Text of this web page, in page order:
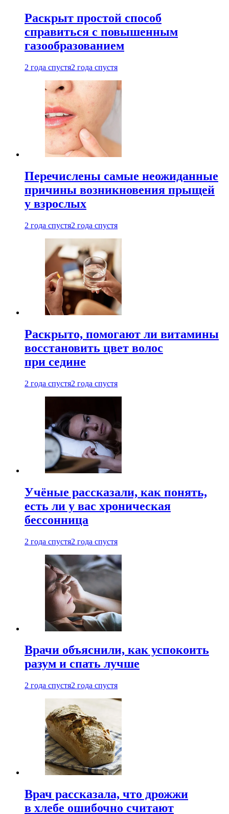
Раскрыт простой способ
справиться с повышенным
газообразованием
2 года спустя2 года спустя
Перечислены самые неожиданные
причины возникновения прыщей
у взрослых
2 года спустя2 года спустя
Раскрыто, помогают ли витамины
восстановить цвет волос
при седине
2 года спустя2 года спустя
Учёные рассказали, как понять,
есть ли у вас хроническая
бессонница
2 года спустя2 года спустя
Врачи объяснили, как успокоить
разум и спать лучше
2 года спустя2 года спустя
Врач рассказала, что дрожжи
в хлебе ошибочно считают